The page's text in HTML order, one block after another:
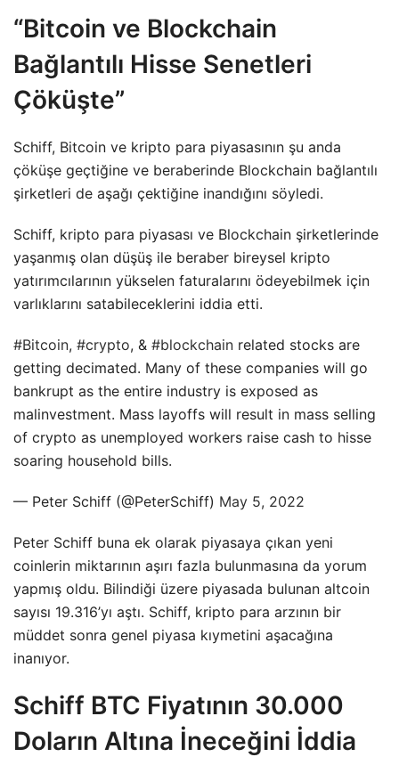
“Bitcoin ve Blockchain
Bağlantılı Hisse Senetleri
Çöküşte”
Schiff, Bitcoin ve kripto para piyasasının şu anda
çöküşe geçtiğine ve beraberinde Blockchain bağlantılı
şirketleri de aşağı çektiğine inandığını söyledi.
Schiff, kripto para piyasası ve Blockchain şirketlerinde
yaşanmış olan düşüş ile beraber bireysel kripto
yatırımcılarının yükselen faturalarını ödeyebilmek için
varlıklarını satabileceklerini iddia etti.
#Bitcoin, #crypto, & #blockchain related stocks are
getting decimated. Many of these companies will go
bankrupt as the entire industry is exposed as
malinvestment. Mass layoffs will result in mass selling
of crypto as unemployed workers raise cash to hisse
soaring household bills.
— Peter Schiff (@PeterSchiff) May 5, 2022
Peter Schiff buna ek olarak piyasaya çıkan yeni
coinlerin miktarının aşırı fazla bulunmasına da yorum
yapmış oldu. Bilindiği üzere piyasada bulunan altcoin
sayısı 19.316’yı aştı. Schiff, kripto para arzının bir
müddet sonra genel piyasa kıymetini aşacağına
inanıyor.
Schiff BTC Fiyatının 30.000
Doların Altına İneceğini İddia